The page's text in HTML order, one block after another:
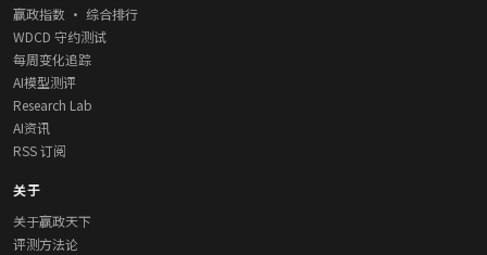
赢政指数 · 综合排行
WDCD 守约测试
每周变化追踪
AI模型测评
Research Lab
AI资讯
RSS 订阅
关于
关于赢政天下
评测方法论